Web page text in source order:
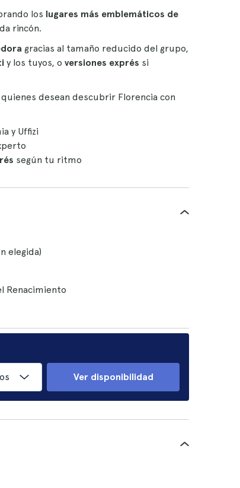
los lugares más emblemáticos de
rincón.
gracias al tamaño reducido del grupo,
y los tuyos, o versiones exprés si
desean descubrir Florencia con
y Uffizi
según tu ritmo
elegida)
Renacimiento
Ver disponibilidad